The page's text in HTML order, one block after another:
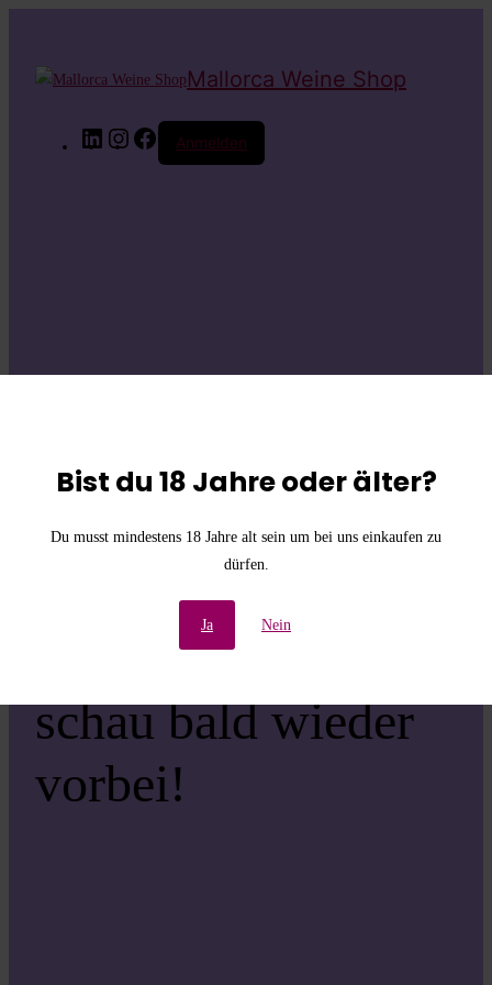
Bist du 18 Jahre oder älter?
Du musst mindestens 18 Jahre alt sein um bei uns einkaufen zu
dürfen.
Ja Nein
Mallorca Weine Shop
LinkedInInstagramFacebook
Anmelden
die
Unannehmlichkeiten!
Wir arbeiten an einer
großartigen Sache –
schau bald wieder
vorbei!